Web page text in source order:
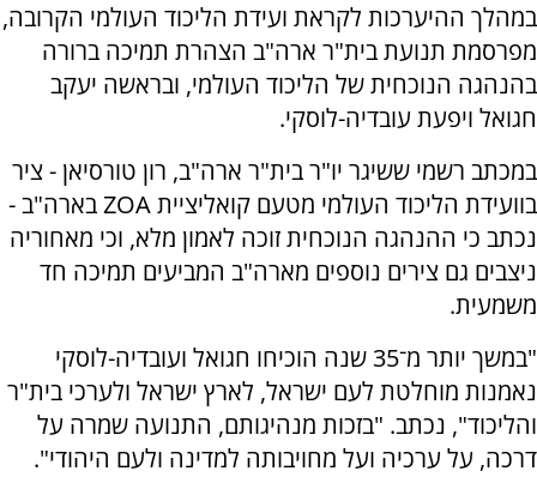
במהלך ההיערכות לקראת ועידת הליכוד העולמי הקרובה,
מפרסמת תנועת בית"ר ארה"ב הצהרת תמיכה ברורה
בהנהגה הנוכחית של הליכוד העולמי, ובראשה יעקב
חגואל ויפעת עובדיה-לוסקי.
במכתב רשמי ששיגר יו"ר בית"ר ארה"ב, רון טורסיאן - ציר
בוועידת הליכוד העולמי מטעם קואליציית ZOA בארה"ב -
נכתב כי ההנהגה הנוכחית זוכה לאמון מלא, וכי מאחוריה
ניצבים גם צירים נוספים מארה"ב המביעים תמיכה חד
משמעית.
"במשך יותר מ־35 שנה הוכיחו חגואל ועובדיה-לוסקי
נאמנות מוחלטת לעם ישראל, לארץ ישראל ולערכי בית"ר
והליכוד", נכתב. "בזכות מנהיגותם, התנועה שמרה על
דרכה, על ערכיה ועל מחויבותה למדינה ולעם היהודי".